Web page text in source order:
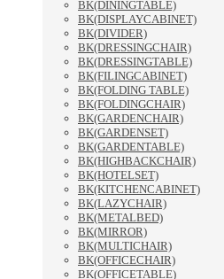
BK(DININGTABLE)
BK(DISPLAYCABINET)
BK(DIVIDER)
BK(DRESSINGCHAIR)
BK(DRESSINGTABLE)
BK(FILINGCABINET)
BK(FOLDING TABLE)
BK(FOLDINGCHAIR)
BK(GARDENCHAIR)
BK(GARDENSET)
BK(GARDENTABLE)
BK(HIGHBACKCHAIR)
BK(HOTELSET)
BK(KITCHENCABINET)
BK(LAZYCHAIR)
BK(METALBED)
BK(MIRROR)
BK(MULTICHAIR)
BK(OFFICECHAIR)
BK(OFFICETABLE)